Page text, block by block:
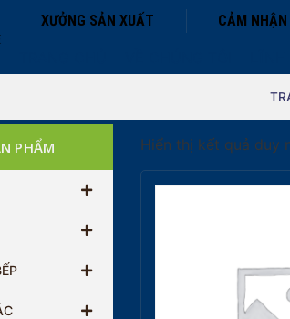
XƯỞNG SẢN XUẤT CẢM
PHẨM Hiển thị kết quả duy